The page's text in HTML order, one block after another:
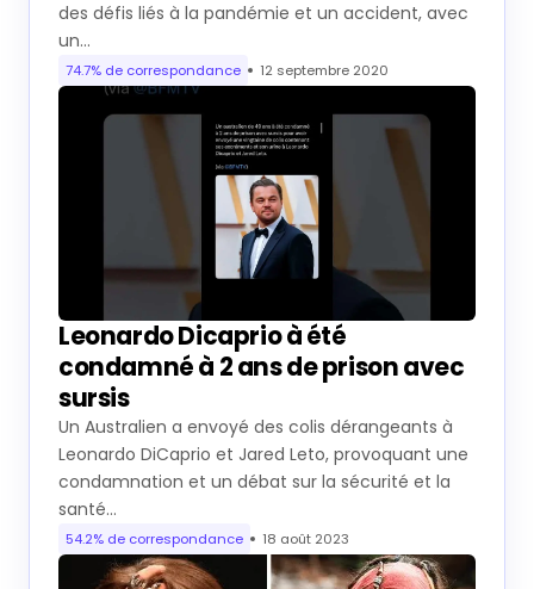
des défis liés à la pandémie et un accident, avec
un…
74.7% de correspondance 12 septembre 2020
Leonardo Dicaprio à été
condamné à 2 ans de prison avec
sursis
Un Australien a envoyé des colis dérangeants à
Leonardo DiCaprio et Jared Leto, provoquant une
condamnation et un débat sur la sécurité et la
santé…
54.2% de correspondance 18 août 2023